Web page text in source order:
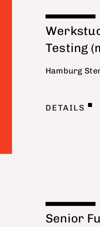
Testing
Hamburg
DETAILS
Senior